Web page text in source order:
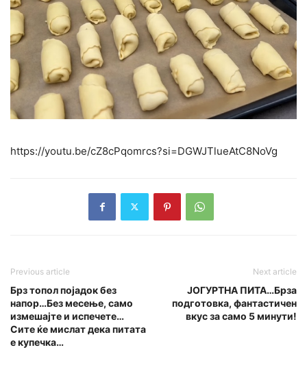
https://youtu.be/cZ8cPqomrcs?si=DGWJTlueAtC8NoVg
Previous article
Брз топол појадок без
напор…Без месење, само
измешајте и испечете…
Сите ќе мислат дека питата
е купечка…
Next article
ЈОГУРТНА ПИТА…Брза
подготовка, фантастичен
вкус за само 5 минути!